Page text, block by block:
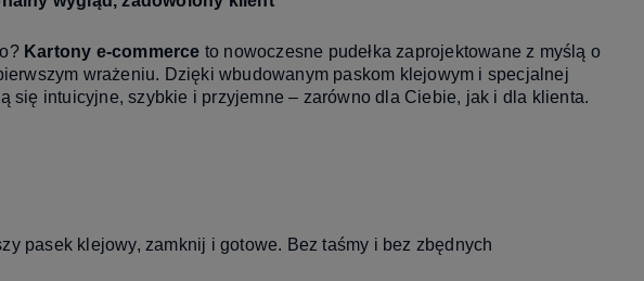
Kartony e-commerce to nowoczesne pudełka zaprojektowane z myślą o
wrażeniu. Dzięki wbudowanym paskom klejowym i specjalnej
się intuicyjne, szybkie i przyjemne – zarówno dla Ciebie, jak i dla klienta.
pasek klejowy, zamknij i gotowe. Bez taśmy i bez zbędnych